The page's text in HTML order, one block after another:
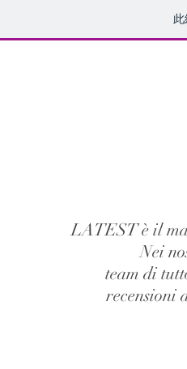
LATEST è il
Nei
team di
recensioni